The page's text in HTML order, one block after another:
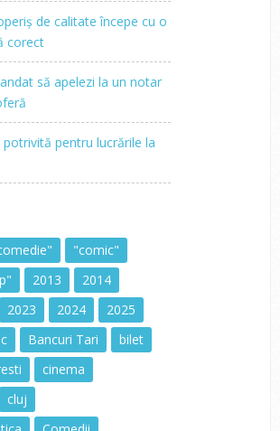
de calitate începe cu o
corect
să apelezi la un notar
pentru lucrările la
"comic"
2013
2014
2023 2024
2025
Bancuri Tari
bilet
cinema
cluj